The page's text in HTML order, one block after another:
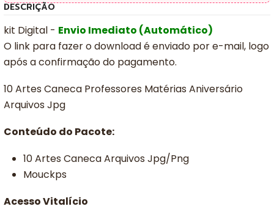
DESCRIÇÃO
kit Digital - Envio Imediato (Automático)
O link para fazer o download é enviado por e-mail, logo
após a confirmação do pagamento.
10 Artes Caneca Professores Matérias Aniversário
Arquivos Jpg
Conteúdo do Pacote:
10 Artes Caneca Arquivos Jpg/Png
Mouckps
Acesso Vitalício